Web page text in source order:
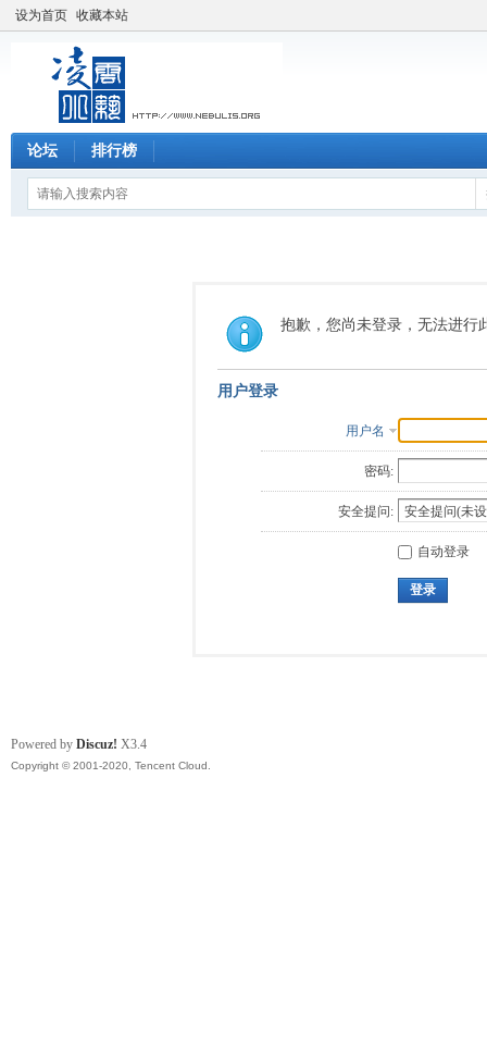
设为首页 收藏本站
论坛 排行榜
抱歉，您尚未登录，无法进行
用户登录
用户名
密码:
安全提问:
自动登录
登录
Powered by Discuz! X3.4
Copyright © 2001-2020, Tencent Cloud.